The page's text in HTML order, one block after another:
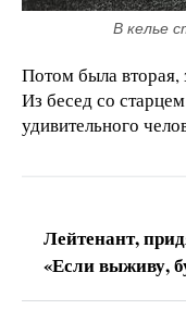
В келье
Потом была вторая,
Из бесед со
удивительного
Лейтенант,
«Если выживу,